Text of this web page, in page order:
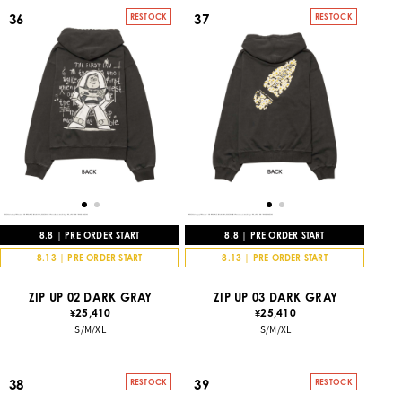
36 RESTOCK
8.8 | PRE ORDER START
8.13 | PRE ORDER START
ZIP UP 02 DARK GRAY
¥25,410
S/M/XL
37 RESTOCK
8.8 | PRE ORDER START
8.13 | PRE ORDER START
ZIP UP 03 DARK GRAY
¥25,410
S/M/XL
38 RESTOCK 39 RESTOCK